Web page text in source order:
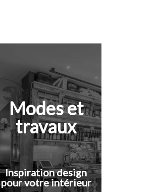
Modes et
travaux
Inspiration design
pour votre intérieur